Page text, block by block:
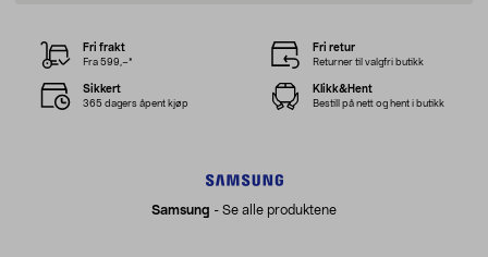
Samsung - Se alle produktene
Fri frakt
Fra 599,–*
Fri retur
Returner til valgfri butikk
Sikkert
365 dagers åpent kjøp
Klikk&Hent
Bestill på nett og hent i butikk